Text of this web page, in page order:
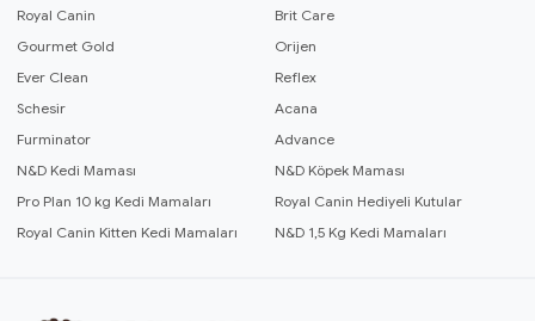
Royal Canin
Brit Care
Gourmet Gold
Orijen
Ever Clean
Reflex
Schesir
Acana
Furminator
Advance
N&D Kedi Maması
N&D Köpek Maması
Pro Plan 10 kg Kedi Mamaları
Royal Canin Hediyeli Kutular
Royal Canin Kitten Kedi Mamaları
N&D 1,5 Kg Kedi Mamaları